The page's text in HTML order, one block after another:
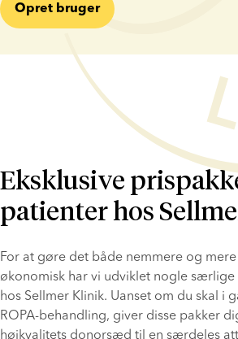
Opret bruger
Eksklusive
patienter hos
For at gøre det både nemmere og
økonomisk har vi udviklet nogle
hos Sellmer Klinik. Uanset om du skal i
ROPA-behandling, giver disse pakker
højkvalitets donorsæd til en særdeles